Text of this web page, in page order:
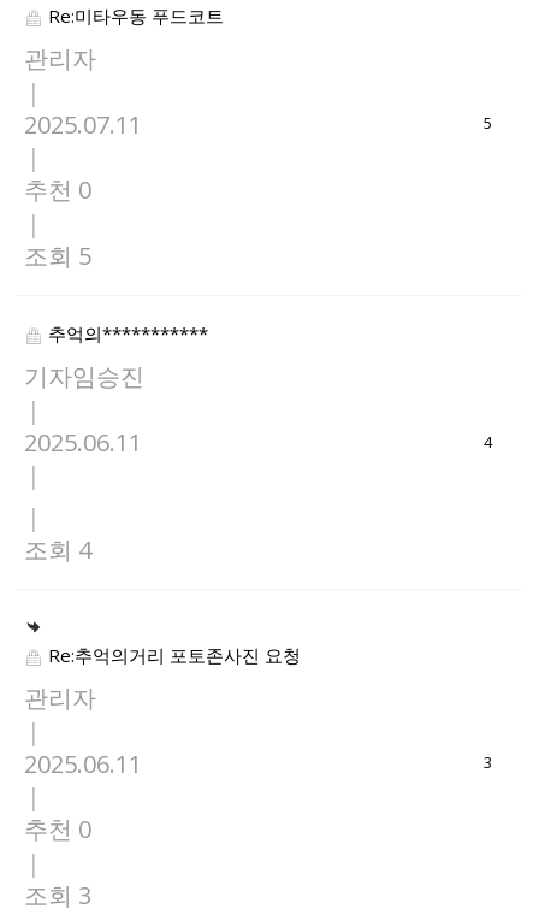
Re:미타우동 푸드코트
관리자
|
2025.07.11
|
추천 0
|
조회 5
5
추억의***********
기자임승진
|
2025.06.11
|
|
조회 4
4
Re:추억의거리 포토존사진 요청
관리자
|
2025.06.11
|
추천 0
|
조회 3
3